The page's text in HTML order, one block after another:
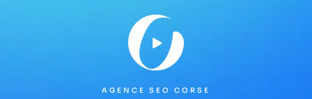
AGENCE SEO CORSE